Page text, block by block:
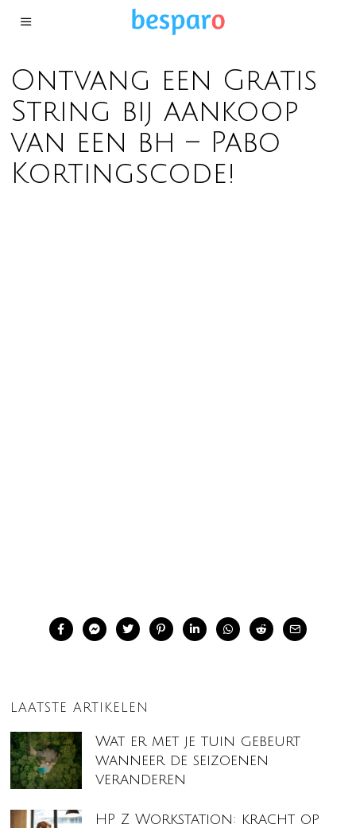
Ontvang een Gratis
String bij aankoop
van een bh – Pabo
Kortingscode!
LAATSTE ARTIKELEN
Wat er met je tuin gebeurt
wanneer de seizoenen
veranderen
HP Z Workstation: kracht op